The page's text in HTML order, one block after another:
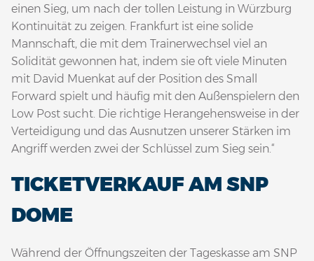
einen Sieg, um nach der tollen Leistung in Würzburg
Kontinuität zu zeigen. Frankfurt ist eine solide
Mannschaft, die mit dem Trainerwechsel viel an
Solidität gewonnen hat, indem sie oft viele Minuten
mit David Muenkat auf der Position des Small
Forward spielt und häufig mit den Außenspielern den
Low Post sucht. Die richtige Herangehensweise in der
Verteidigung und das Ausnutzen unserer Stärken im
Angriff werden zwei der Schlüssel zum Sieg sein.“
TICKETVERKAUF AM SNP
DOME
Während der Öffnungszeiten der Tageskasse am SNP